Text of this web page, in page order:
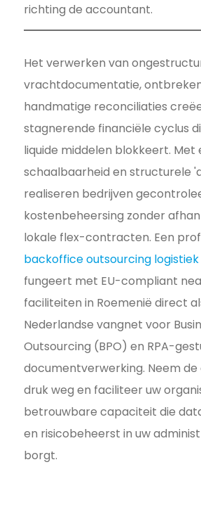
richting de accountant.
Het verwerken van
vrachtdocumentatie,
handmatige reconciliaties
stagnerende financiële cyclus
liquide middelen blokkeert. Met
schaalbaarheid en structurele
realiseren bedrijven
kostenbeheersing zonder
lokale flex-contracten. Een
backoffice outsourcing
fungeert met EU-compliant
faciliteiten in Roemenië direct
Nederlandse vangnet voor
Outsourcing (BPO) en RPA-
documentverwerking. Neem
druk weg en faciliteer uw
betrouwbare capaciteit die
en risicobeheerst in uw
borgt.